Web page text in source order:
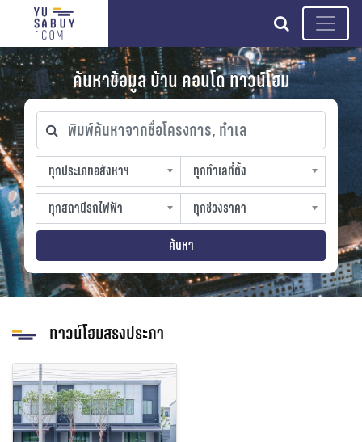
search
ค้นหาข้อมูล บ้าน คอนโด ทาวน์โฮม
พิมพ์ค้นหาจากชื่อโครงการ, ทำเล
ทุกประเภทอสังหาฯ
ทุกประเภทอสังหาฯ
sproperty
ทุกทำเลที่ตั้ง
ทุกทำเลที่ตั้ง
slocation
ทุกสถานีรถไฟฟ้า
ทุกสถานีรถไฟฟ้า
strain-station
ทุกช่วงราคา
ทุกช่วงราคา
sprice
ค้นหา
ทาวน์โฮมสรงประภา